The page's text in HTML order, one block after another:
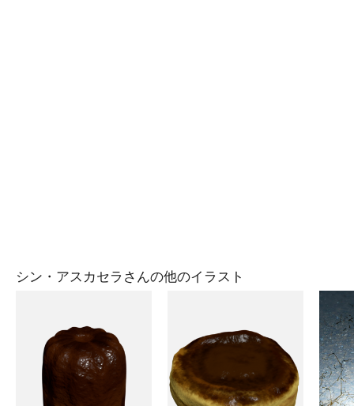
シン・アスカセラさんの他のイラスト